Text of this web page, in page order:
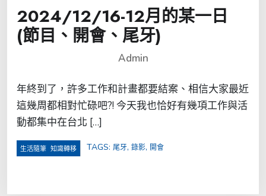
2024/12/16-12月的某一日
(節目、開會、尾牙)
Admin
年終到了，許多工作和計畫都要結案、相信大家最近
這幾周都相對忙碌吧?! 今天我也恰好有幾項工作與活
動都集中在台北 […]
生活隨筆 知識轉移 TAGS: 尾牙, 錄影, 開會